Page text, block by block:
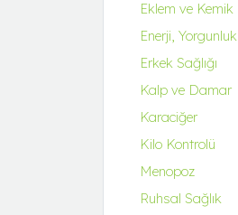
Eklem ve Kemik
Enerji, Yorgunluk
Erkek Sağlığı
Kalp ve Damar
Karaciğer
Kilo Kontrolü
Menopoz
Ruhsal Sağlık